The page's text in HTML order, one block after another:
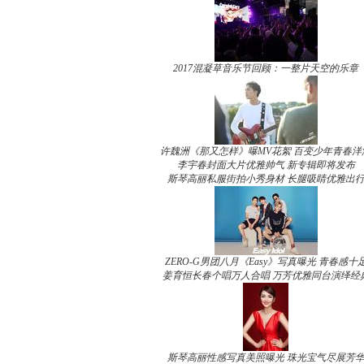
2017混凝草音乐节回顾：一整片天空的乐章
许魏洲《那又怎样》曝MV花絮 百变少年青春洋
李宇春封面大片优雅帅气 新专辑即将发布
斯琴高丽私服街拍小秀身材 长腿吸睛优雅出行
ZERO-G男团八月《Easy》写真曝光 青春感十
姜育恒长春个唱万人合唱 万芳优雅同台演绎经
斯琴高丽性感写真美照曝光 珠光宝气尽展芳华